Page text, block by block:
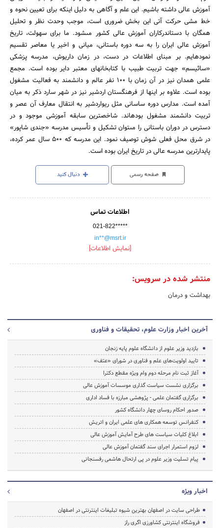
آموزش عالى داشته باشیم. این علم و آگاهى به دلیل اینکه براى تعیین نحوه و
خط مشى حرکت آتى این بخش ضرورى است، موجب وحدت نظر و تحلیل
همگان با دست‏اندرکاران آموزش عالى کشور مى‏شود. ما براى سهولت، تاریخ
آموزش عالى ایران را به سه دوره باستانى، میانى و اخیر یا معاصر تقسیم
نموده‏ایم. بر مبناى اطلاعات در دست، در زمان داریوش، مدرسه پزشکى
«سائیسم» جهت تربیت طبیب با کتابخانه‏اى معتبر دایر بوده است. مجمع
علمى همدان نیز در آن زمان با 100 نفر عالم و دانشمند به فعالیت مشغول
بوده است. علاوه بر اینها از فرهنگستان اردشیر نیز در شهر سارد ذکر به میان
آمده است. مدارس دوره ساسانى مثل ریواردشیر به انتقال معارف آن عصر و
تربیت دانشمند مشغول بوده‏اند. شاخص‏ترین سابقه آموزشى موجود و در
دسترس در دوران باستانى را مى‏توان تشکیل و تأسیس مدرسه «جندى شاپور»
در شرق محل فعلى شوش توصیف نمود. این مدرسه که 500 سال عمر کرده،
پایدارترین مدرسه عالى در تاریخ ایران بوده است.
صفحه رسمی دنبال کنید
اطلاعات تماس
021-822*****
in**@msrt.ir
[نمایش اطلاعات]
منتشر شده در سرویس:
بهداشت و درمان
آخرین اخبار وزارت علوم، تحقیقات و فناوری
بازدید وزیر علوم از دانشگاه علوم پایه زنجان
تایید اولویت‌های علم و فناوری در شورای «عتف»
آغاز ثبت نام مرحله دوم وام ویژه مقطع دکترا
برگزاری نشست سیاست گذاری موسسات آموزش عالی
برگزاری گفتمان علمی - پژوهشی مبارزه با فساد اداری
صدور احکام روسای چهار دانشگاه کشور
کنفرانس توسعه همکاری های علمی ایران و اتریش
ابلاغ کلیات سیاست های طرح آمایش آموزش عالی
لزوم استمرار اجرای سند گفتمان آموزش عالی
پیام تسلیت وزیر علوم در پی ارتحال هاشمی رفسنجانی
اخبار ویژه
طراحی سایت در اصفهان بهترین شیوه تبلیغات اینترنتی در اصفهان
فروشگاه اینترنتی کشاورزی اگری راز